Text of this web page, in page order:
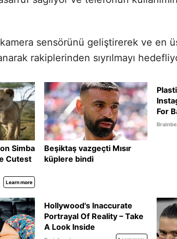
sensörünü geliştirerek ve en
rakiplerinden sıyrılmayı